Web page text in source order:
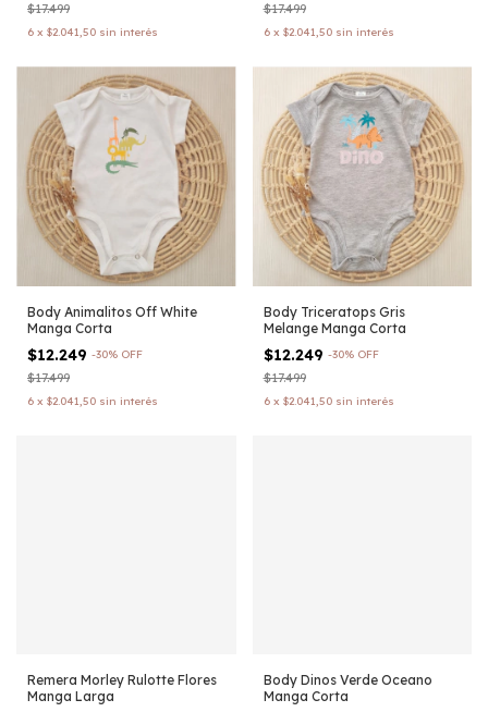
$17.499
6 x $2.041,50 sin interés
$17.499
6 x $2.041,50 sin interés
Body Animalitos Off White
Manga Corta
$12.249 -30% OFF
$17.499
6 x $2.041,50 sin interés
Body Triceratops Gris
Melange Manga Corta
$12.249 -30% OFF
$17.499
6 x $2.041,50 sin interés
Remera Morley Rulotte Flores
Manga Larga
Body Dinos Verde Oceano
Manga Corta